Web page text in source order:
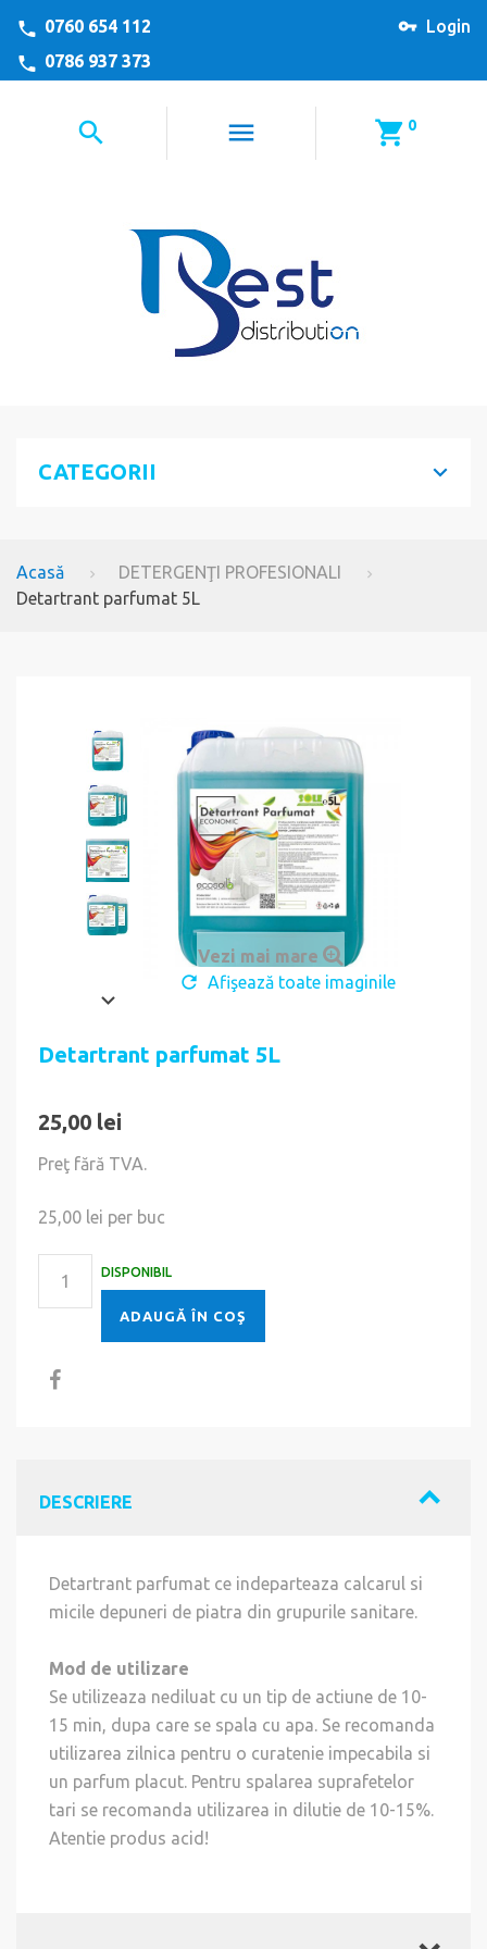
Login
0760 654 112
0786 937 373
0
CATEGORII
Acasă
DETERGENŢI PROFESIONALI
Detartrant parfumat 5L
Vezi mai mare
Afişează toate imaginile
Detartrant parfumat 5L
25,00 lei
Preţ fără TVA.
25,00 lei per buc
DISPONIBIL
ADAUGĂ ÎN COŞ
DESCRIERE
Detartrant parfumat ce indeparteaza calcarul si
micile depuneri de piatra din grupurile sanitare.
Mod de utilizare
Se utilizeaza nediluat cu un tip de actiune de 10-
15 min, dupa care se spala cu apa. Se recomanda
utilizarea zilnica pentru o curatenie impecabila si
un parfum placut. Pentru spalarea suprafetelor
tari se recomanda utilizarea in dilutie de 10-15%.
Atentie produs acid!